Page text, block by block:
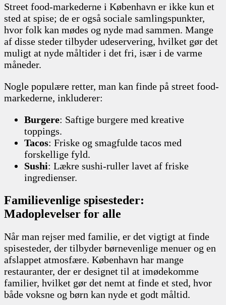
Street food-markederne i København er ikke kun et
sted at spise; de er også sociale samlingspunkter,
hvor folk kan mødes og nyde mad sammen. Mange
af disse steder tilbyder udeservering, hvilket gør det
muligt at nyde måltider i det fri, især i de varme
måneder.
Nogle populære retter, man kan finde på street food-
markederne, inkluderer:
Burgere: Saftige burgere med kreative
toppings.
Tacos: Friske og smagfulde tacos med
forskellige fyld.
Sushi: Lækre sushi-ruller lavet af friske
ingredienser.
Familievenlige spisesteder:
Madoplevelser for alle
Når man rejser med familie, er det vigtigt at finde
spisesteder, der tilbyder børnevenlige menuer og en
afslappet atmosfære. København har mange
restauranter, der er designet til at imødekomme
familier, hvilket gør det nemt at finde et sted, hvor
både voksne og børn kan nyde et godt måltid.